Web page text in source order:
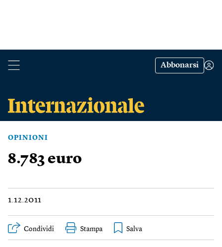
Abbonarsi
OPINIONI
8.783 euro
1.12.2011
Condividi Stampa